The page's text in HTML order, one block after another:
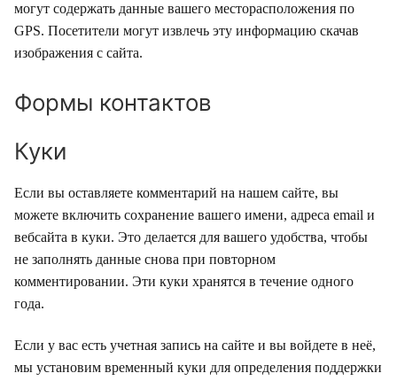
могут содержать данные вашего месторасположения по
GPS. Посетители могут извлечь эту информацию скачав
изображения с сайта.
Формы контактов
Куки
Если вы оставляете комментарий на нашем сайте, вы
можете включить сохранение вашего имени, адреса email и
вебсайта в куки. Это делается для вашего удобства, чтобы
не заполнять данные снова при повторном
комментировании. Эти куки хранятся в течение одного
года.
Если у вас есть учетная запись на сайте и вы войдете в неё,
мы установим временный куки для определения поддержки